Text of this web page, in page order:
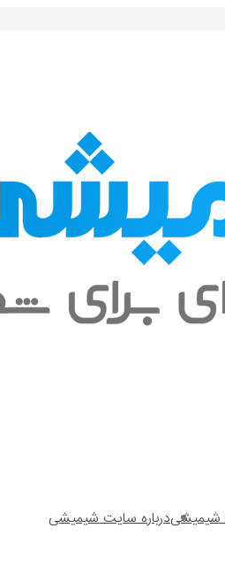
شیمیشیدرباره سایت شیمیشی